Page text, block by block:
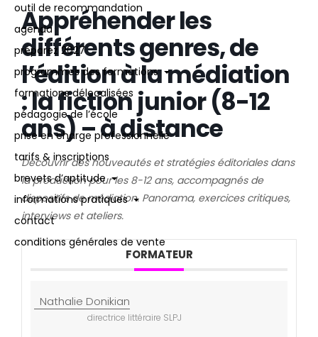
outil de recommandation
agenda
préparez 2027
programmes des formations
formations délocalisées
pédagogie de l’école
prise en charge professionnelle
tarifs & inscriptions
brevets d’aptitude
informations pratiques
contact
conditions générales de vente
Appréhender les
différents genres, de
l’édition à la médiation
: la fiction junior (8-12
ans) – à distance
Découvrir des nouveautés et stratégies éditoriales dans
la production pour les 8-12 ans, accompagnés de
dispositifs de médiation. Panorama, exercices critiques,
interviews et ateliers.
FORMATEUR
Nathalie Donikian
directrice littéraire SLPJ